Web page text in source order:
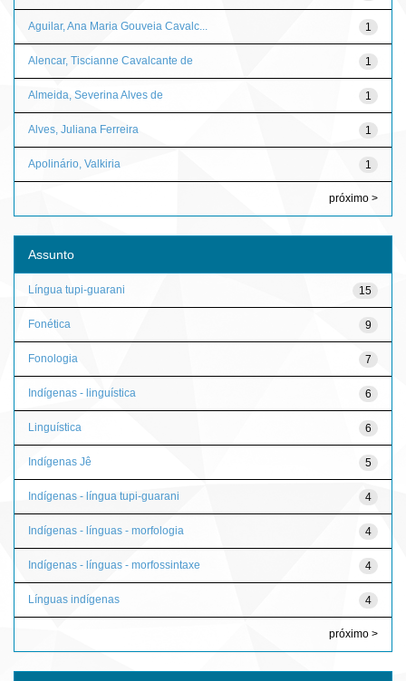
1
Aguilar, Ana Maria Gouveia Cavalc...
1
Alencar, Tiscianne Cavalcante de
1
Almeida, Severina Alves de
1
Alves, Juliana Ferreira
1
Apolinário, Valkiria
próximo >
Assunto
15
Língua tupi-guarani
9
Fonética
7
Fonologia
6
Indígenas - linguística
6
Linguística
5
Indígenas Jê
4
Indígenas - língua tupi-guarani
4
Indígenas - línguas - morfologia
4
Indígenas - línguas - morfossintaxe
4
Línguas indígenas
próximo >